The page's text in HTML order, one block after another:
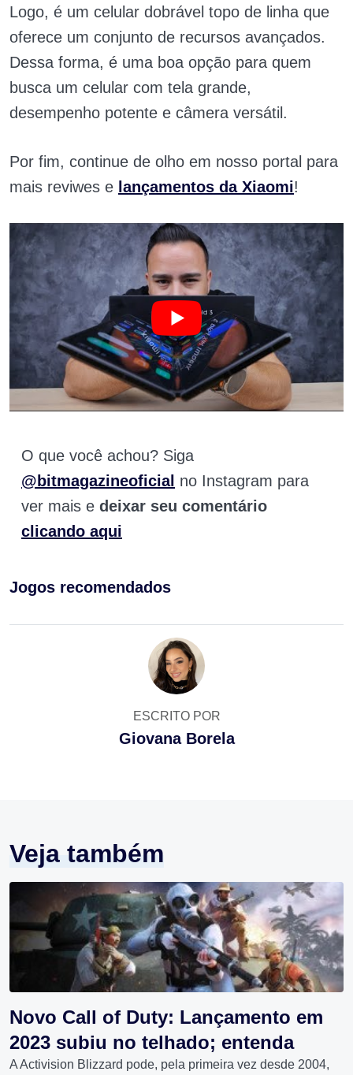
Logo, é um celular dobrável topo de linha que
oferece um conjunto de recursos avançados.
Dessa forma, é uma boa opção para quem
busca um celular com tela grande,
desempenho potente e câmera versátil.
Por fim, continue de olho em nosso portal para
mais reviwes e lançamentos da Xiaomi!
O que você achou? Siga
@bitmagazineoficial no Instagram para
ver mais e deixar seu comentário
clicando aqui
Jogos recomendados
ESCRITO POR
Giovana Borela
Veja também
Novo Call of Duty: Lançamento em
2023 subiu no telhado; entenda
A Activision Blizzard pode, pela primeira vez desde 2004,